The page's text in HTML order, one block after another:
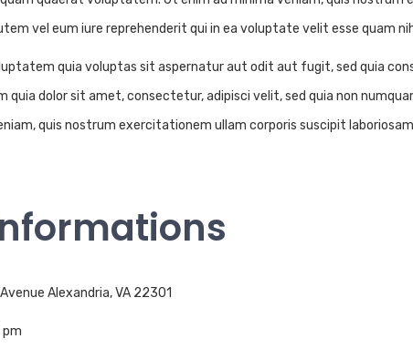
vel eum iure reprehenderit qui in ea voluptate velit esse quam
quia voluptas sit aspernatur aut odit aut fugit, sed quia
quia dolor sit amet, consectetur, adipisci velit, sed quia non
quis nostrum exercitationem ullam corporis suscipit
Alexandria, VA 22301
pm